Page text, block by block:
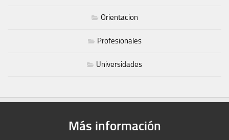
Orientacion
Profesionales
Universidades
Más información